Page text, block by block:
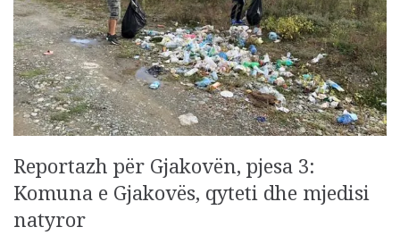
Reportazh për Gjakovën, pjesa 3:
Komuna e Gjakovës, qyteti dhe mjedisi
natyror